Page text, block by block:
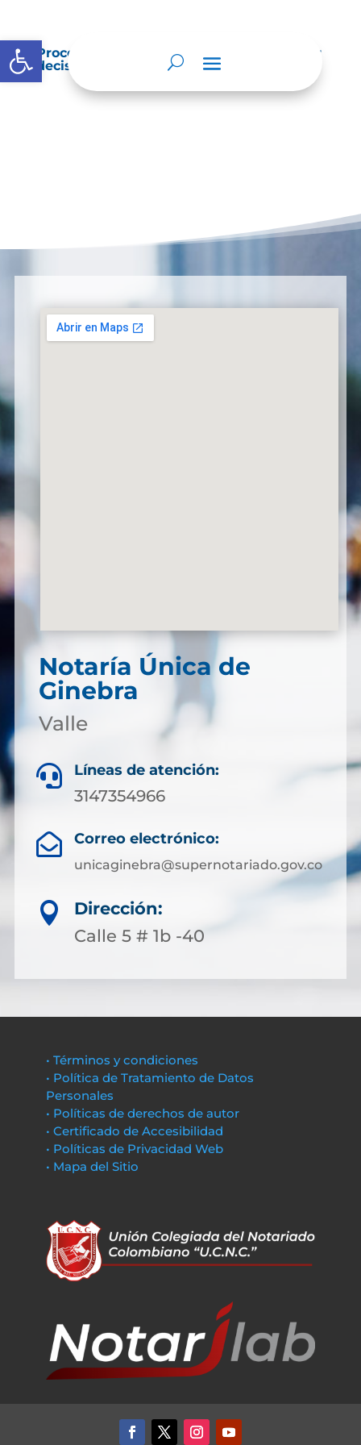
Abrir barra de herramientas
Procedimientos que se siguen para tomar
decisiones en las diferentes áreas
Notaría Única de
Ginebra
Valle
 Líneas de atención:
3147354966
 Correo electrónico:
unicaginebra@supernotariado.gov.co

Dirección:
Calle 5 # 1b -40
• Términos y condiciones
• Política de Tratamiento de Datos
Personales
• Políticas de derechos de autor
• Certificado de Accesibilidad
• Políticas de Privacidad Web
• Mapa del Sitio